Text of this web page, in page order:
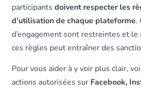
participants doivent respecter les
d’utilisation de chaque plateforme.
d’engagement sont restreintes et
ces règles peut entraîner des
Pour vous aider à y voir plus clair,
actions autorisées sur Facebook,